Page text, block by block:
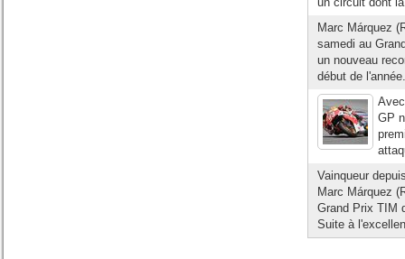
Marc Márquez
samedi au
un nouveau
début de
GP
Vainqueur
Marc Márquez
Grand Prix TIM
Suite à